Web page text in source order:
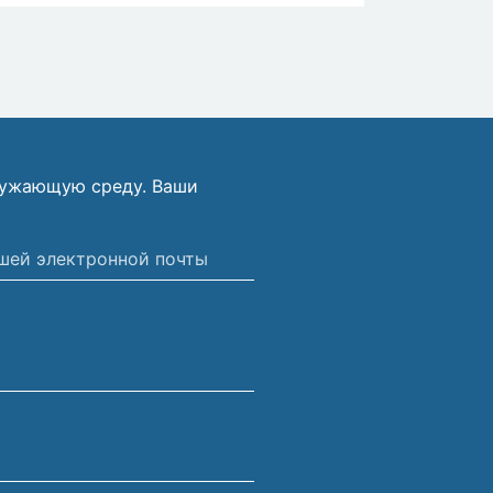
среду. Ваши